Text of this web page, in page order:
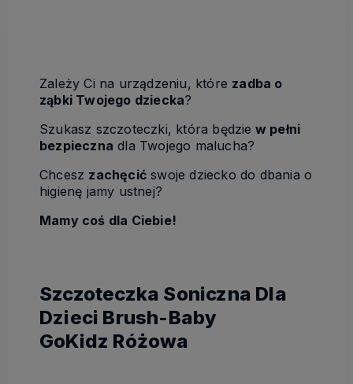
Zależy Ci na urządzeniu, które zadba o
ząbki Twojego dziecka?
Szukasz szczoteczki, która będzie w pełni
bezpieczna dla Twojego malucha?
Chcesz zachęcić swoje dziecko do dbania o
higienę jamy ustnej?
Mamy coś dla Ciebie!
Szczoteczka Soniczna Dla
Dzieci Brush-Baby
GoKidz Różowa